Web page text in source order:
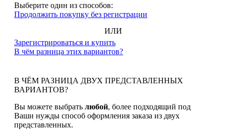
Выберите один из способов:
Продолжить покупку без регистрации
ИЛИ
Зарегистрироваться и купить
В чём разница этих вариантов?
В ЧЁМ РАЗНИЦА ДВУХ ПРЕДСТАВЛЕННЫХ
ВАРИАНТОВ?
Вы можете выбрать любой, более подходящий под
Ваши нужды способ оформления заказа из двух
представленных.